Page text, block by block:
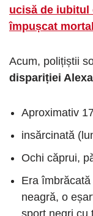
ucisă de iubitul
împușcat
Acum, polițiștii
dispariției
Aproximativ
insărcinată
Ochi căprui,
Era
neagră, o
sport negri cu